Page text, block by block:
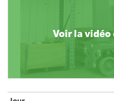
Voir la